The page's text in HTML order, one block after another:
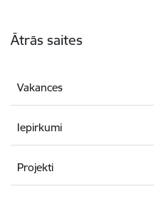
Ātrās saites
Vakances
Iepirkumi
Projekti